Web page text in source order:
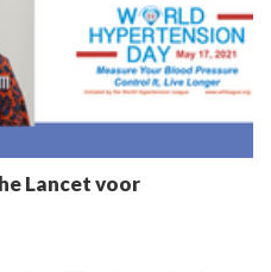
Lancet voor